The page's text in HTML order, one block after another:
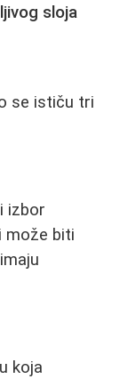
sloja
se ističu tri
izbor
može biti
koja